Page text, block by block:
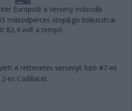
Europolé a verseny második
másodperces stop&go bokusztcai
82,4 volt a tempó.
A rettenetes versenyt futó #7-es
es Cadillacet.